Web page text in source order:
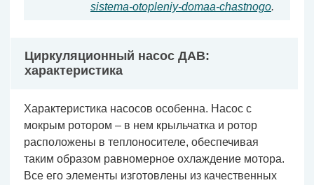
sistema-otopleniy-domaa-chastnogo.
Циркуляционный насос ДАВ:
характеристика
Характеристика насосов особенна. Насос с
мокрым ротором – в нем крыльчатка и ротор
расположены в теплоносителе, обеспечивая
таким образом равномерное охлаждение мотора.
Все его элементы изготовлены из качественных